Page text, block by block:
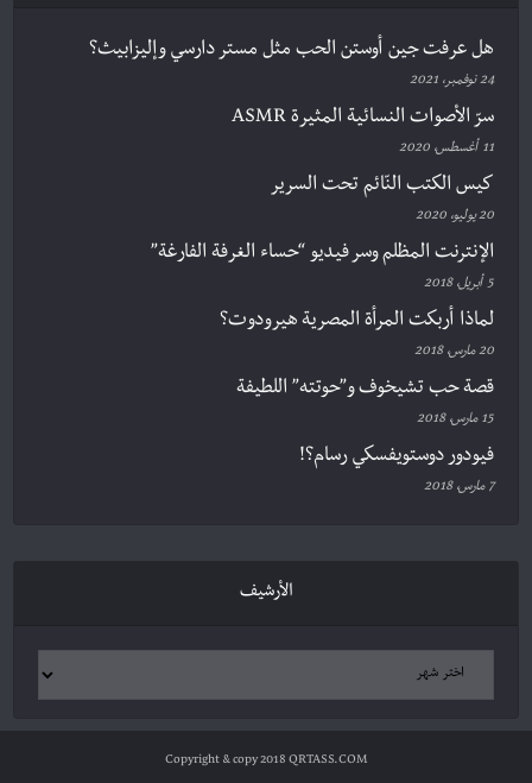
هل عرفت جين أوستن الحب مثل مستر دارسي وإليزابيث؟
24 نوفمبر، 2021
سرّ الأصوات النسائية المثيرة ASMR
11 أغسطس، 2020
كيس الكتب النّائم تحت السرير
20 يوليو، 2020
الإنترنت المظلم وسر فيديو “حساء الغرفة الفارغة”
5 أبريل، 2018
لماذا أربكت المرأة المصرية هيرودوت؟
20 مارس، 2018
قصة حب تشيخوف و”حوتته” اللطيفة
15 مارس، 2018
فيودور دوستويفسكي رسام؟!
7 مارس، 2018
الأرشيف
Copyright & copy 2018 QRTASS.COM